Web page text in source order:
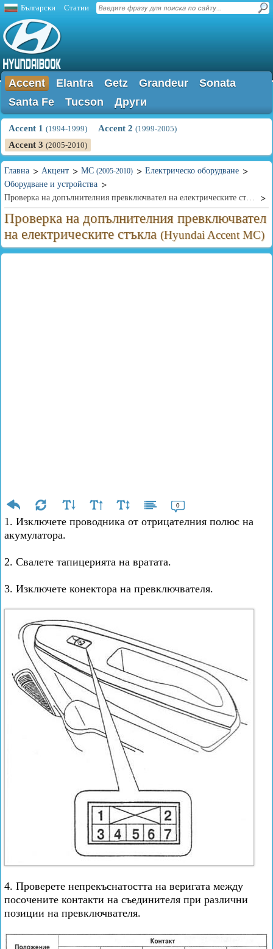
Български Статии
Accent Elantra Getz Grandeur
Sonata
Santa Fe
Tucson Други
Accent 1 (1994-1999) Accent 2 (1999-2005)
Accent 3 (2005-2010)
Главна Акцент MC (2005-2010)
Електрическо оборудване
Оборудване и устройства
Проверка на допълнителния превключвател на електрическите стъкла
Проверка на допълнителния превключвател
на електрическите стъкла (Hyundai Accent MC)
0
1. Изключете проводника от отрицателния полюс на
акумулатора.
2. Свалете тапицерията на вратата.
3. Изключете конектора на превключвателя.
4. Проверете непрекъснатостта на веригата между
посочените контакти на съединителя при различни
позиции на превключвателя.